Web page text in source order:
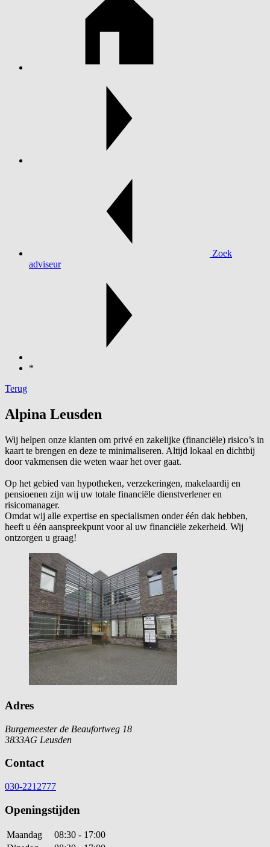
Zoek
adviseur
*
Terug
Alpina Leusden
Wij helpen onze klanten om privé en zakelijke (financiële) risico’s in
kaart te brengen en deze te minimaliseren. Altijd lokaal en dichtbij
door vakmensen die weten waar het over gaat.
Op het gebied van hypotheken, verzekeringen, makelaardij en
pensioenen zijn wij uw totale financiële dienstverlener en
risicomanager.
Omdat wij alle expertise en specialismen onder één dak hebben,
heeft u één aanspreekpunt voor al uw financiële zekerheid. Wij
ontzorgen u graag!
Adres
Burgemeester de Beaufortweg 18
3833AG Leusden
Contact
030-2212777
Openingstijden
Maandag
08:30 - 17:00